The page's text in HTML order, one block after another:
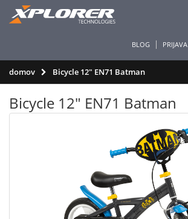
BLOG PRIJAVA
domov Bicycle 12" EN71 Batman
Bicycle 12" EN71 Batman